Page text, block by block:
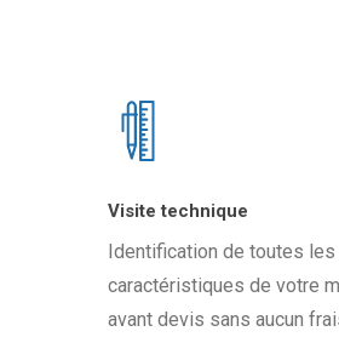
Visite technique
Identification de toutes les
caractéristiques de votre
avant devis sans aucun